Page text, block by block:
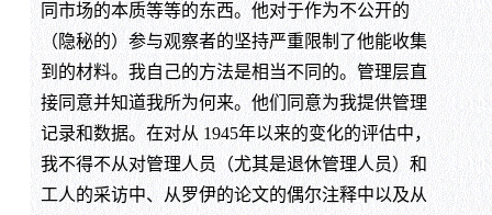
同市场的本质等等的东西。他对于作为不公开的
（隐秘的）参与观察者的坚持严重限制了他能收集
到的材料。我自己的方法是相当不同的。管理层直
接同意并知道我所为何来。他们同意为我提供管理
记录和数据。在对从 1945年以来的变化的评估中，
我不得不从对管理人员（尤其是退休管理人员）和
工人的采访中、从罗伊的论文的偶尔注释中以及从